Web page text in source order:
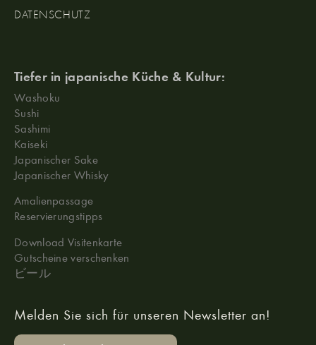
DATENSCHUTZ
Tiefer in japanische Küche & Kultur:
Washoku
Sushi
Sashimi
Kaiseki
Japanischer Sake
Japanischer Whisky
Amalienpassage
Reservierungstipps
Download Visitenkarte
Gutscheine verschenken
ビール
Melden Sie sich für unseren Newsletter an!